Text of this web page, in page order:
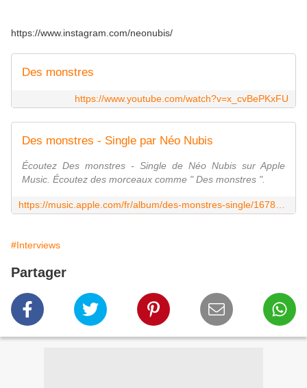
https://www.instagram.com/neonubis/
Des monstres
https://www.youtube.com/watch?v=x_cvBePKxFU
Des monstres - Single par Néo Nubis
Écoutez Des monstres - Single de Néo Nubis sur Apple
Music. Écoutez des morceaux comme " Des monstres ".
#Interviews
Partager